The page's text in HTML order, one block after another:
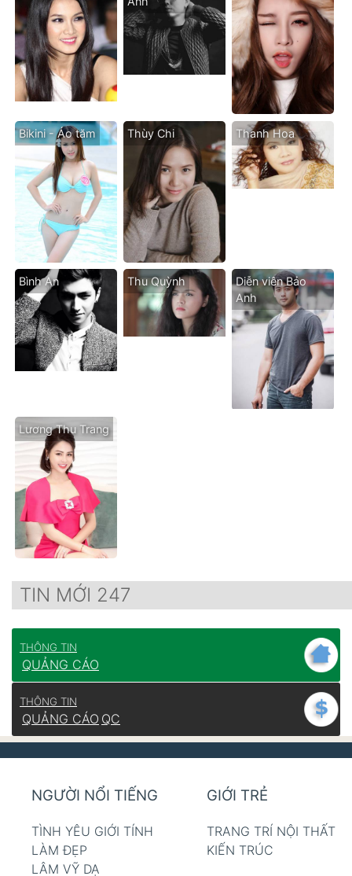
Bikini - Áo tăm Thùy Chi Thanh Hoa
Bình An Thu Quỳnh
Diễn viên Bảo
Anh
Lương Thu Trang
TIN MỚI 247
THÔNG TIN
QUẢNG CÁO
THÔNG TIN
QUẢNG CÁO QC
NGƯỜI NỔI TIẾNG
TÌNH YÊU GIỚI TÍNH
LÀM ĐẸP
LÂM VỸ DẠ
GIỚI TRẺ
TRANG TRÍ NỘI THẤT
KIẾN TRÚC